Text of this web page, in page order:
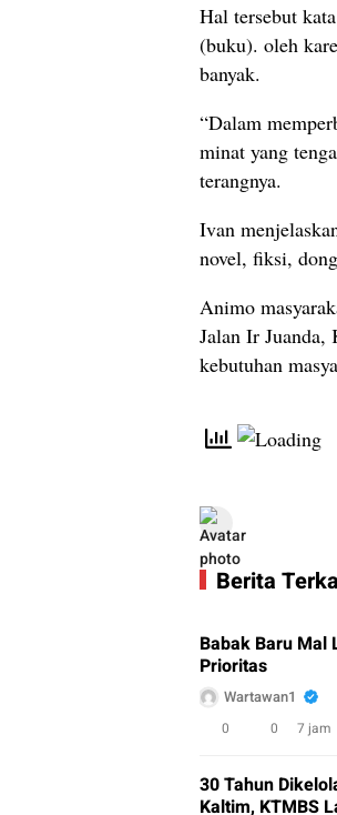
Hal tersebut
(buku). oleh
banyak.
“Dalam
minat yang
terangnya.
Ivan
novel, fiksi,
Animo
Jalan Ir Juanda,
kebutuhan
Berita
Babak Baru Mal
Prioritas
Wartawan1
0 0 7 jam
30 Tahun
Kaltim, KTMBS